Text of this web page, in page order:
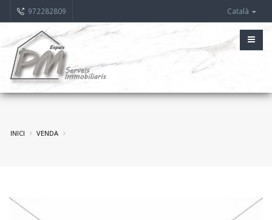
972282809 Català
INICI VENDA